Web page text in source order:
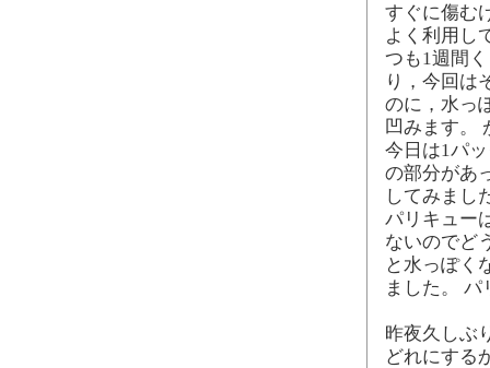
すぐに傷む
よく利用し
つも1週間
り，今回は
のに，水っ
凹みます。
今日は1パ
の部分があ
してみまし
パリキュー
ないのでど
と水っぽく
ました。
昨夜久しぶ
どれにする